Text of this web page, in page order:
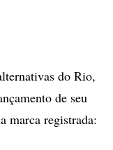
do Rio,
de seu
marca registrada: